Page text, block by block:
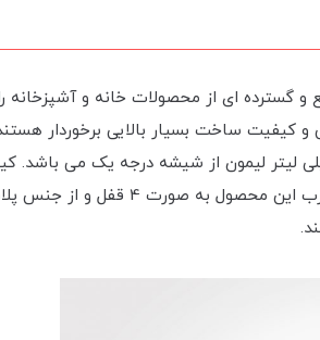
گسترده ای از محصولات خانه و آشپزخانه
کیفیت ساخت بسیار بالایی برخوردار
تولیدات این شرکت می باشد. جنس بدنه ظرف شیشه ای مستطیل 850 میلی لیتر
این محصول سبب می شود تا بتوان آن را با خیال راحت در